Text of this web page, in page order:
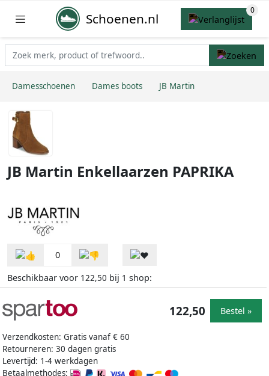
Schoenen.nl
Damesschoenen Dames boots JB Martin
JB Martin Enkellaarzen PAPRIKA
0
Beschikbaar voor 122,50 bij 1 shop:
Verzendkosten: Gratis vanaf € 60
Retourneren: 30 dagen gratis
Levertijd: 1-4 werkdagen
Betaalmethodes:
122,50 Bestel »